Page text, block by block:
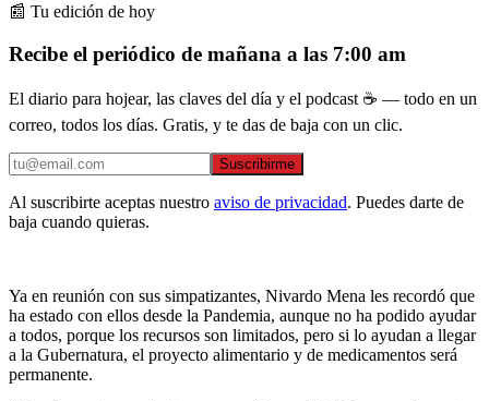
📰 Tu edición de hoy
Recibe el periódico de mañana a las 7:00 am
El diario para hojear, las claves del día y el podcast ☕ — todo en un
correo, todos los días. Gratis, y te das de baja con un clic.
Suscribirme
Al suscribirte aceptas nuestro aviso de privacidad. Puedes darte de
baja cuando quieras.
Ya en reunión con sus simpatizantes, Nivardo Mena les recordó que
ha estado con ellos desde la Pandemia, aunque no ha podido ayudar
a todos, porque los recursos son limitados, pero si lo ayudan a llegar
a la Gubernatura, el proyecto alimentario y de medicamentos será
permanente.